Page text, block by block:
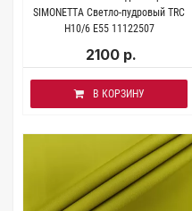
SIMONETTA Светло-пудровый TRC
H10/6 E55 11122507
2100 р.
В КОРЗИНУ